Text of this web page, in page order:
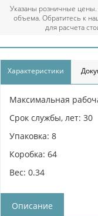
Указаны розничные цены.
объема. Обратитесь к
для расчета
Характеристики
Максимальная
Срок службы, лет: 30
Упаковка: 8
Коробка: 64
Вес: 0.34
Описание